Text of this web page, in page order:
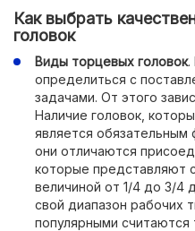
Как выбрать
головок
Виды торцевых головок.
определиться с
задачами. От этого
Наличие головок,
является обязательным
они отличаются
которые представляют
величиной от 1/4 до 3/4
свой диапазон рабочих
популярными считаются